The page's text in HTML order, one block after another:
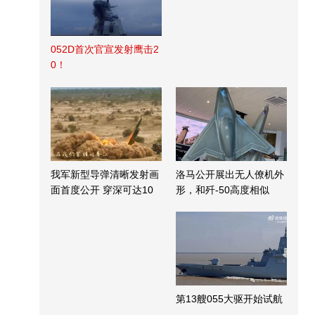
052D首次官宣发射鹰击2
0！
我军新型导弹清晰发射画
面首度公开 穿深可达10
洛马公开展出无人僚机外
形，和歼-50高度相似
第13艘055大驱开始试航